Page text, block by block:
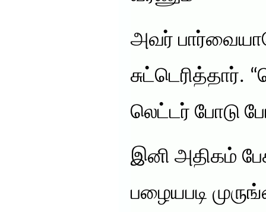
அவர்
சுட்டெரித்தார்.
லெட்டர் போடு
இனி அதிகம்
பழையபடி